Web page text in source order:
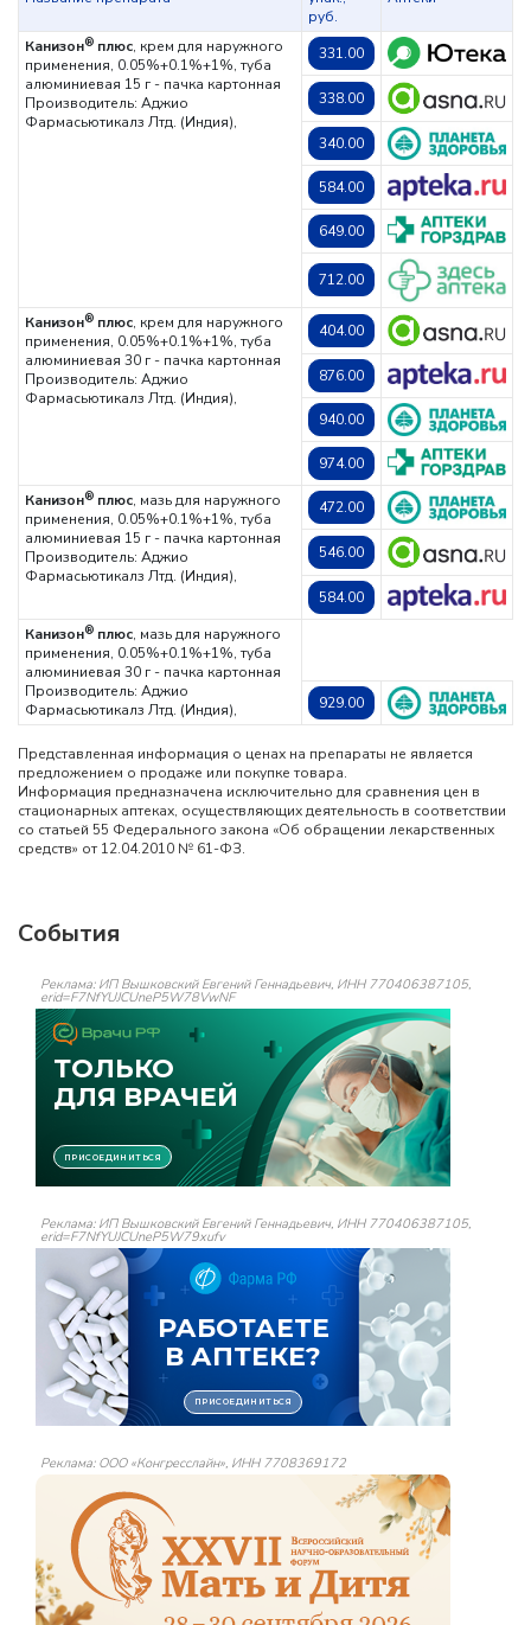
руб.
Канизон®плюс, крем для наружного
применения, 0.05%+0.1%+1%, туба
алюминиевая 15 г - пачка картонная
Производитель: Аджио
Фармасьютикалз Лтд. (Индия),
331.00
338.00
340.00
584.00
649.00
712.00
Канизон®плюс, крем для наружного
применения, 0.05%+0.1%+1%, туба
алюминиевая 30 г - пачка картонная
Производитель: Аджио
Фармасьютикалз Лтд. (Индия),
404.00
876.00
940.00
974.00
Канизон®плюс, мазь для наружного
применения, 0.05%+0.1%+1%, туба
алюминиевая 15 г - пачка картонная
Производитель: Аджио
Фармасьютикалз Лтд. (Индия),
472.00
546.00
584.00
Канизон®плюс, мазь для наружного
применения, 0.05%+0.1%+1%, туба
алюминиевая 30 г - пачка картонная
Производитель: Аджио
Фармасьютикалз Лтд. (Индия),
929.00
Представленная информация о ценах на препараты не является
предложением о продаже или покупке товара.
Информация предназначена исключительно для сравнения цен в
стационарных аптеках, осуществляющих деятельность в соответствии
со статьей 55 Федерального закона «Об обращении лекарственных
средств» от 12.04.2010 № 61-ФЗ.
События
Реклама: ИП Вышковский Евгений Геннадьевич, ИНН 770406387105,
erid=F7NfYUJCUneP5W78VwNF
Реклама: ИП Вышковский Евгений Геннадьевич, ИНН 770406387105,
erid=F7NfYUJCUneP5W79xufv
Реклама: ООО «Конгресслайн», ИНН 7708369172